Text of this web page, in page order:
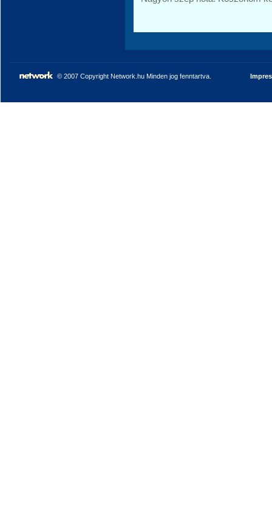
© 2007 Copyright Network.hu Minden jog fenntartva.